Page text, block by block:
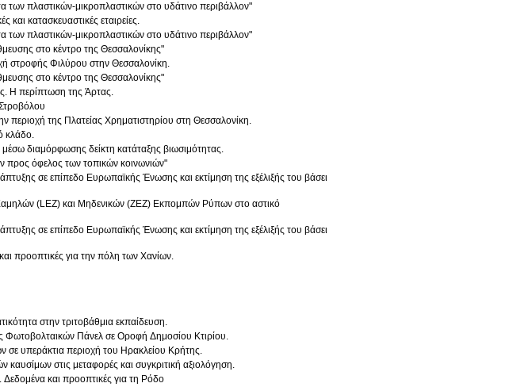
των πλαστικών-μικροπλαστικών στο υδάτινο περιβάλλον"
και κατασκευαστικές εταιρείες.
των πλαστικών-μικροπλαστικών στο υδάτινο περιβάλλον"
στο κέντρο της Θεσσαλονίκης"
στροφής Φιλύρου στην Θεσσαλονίκη.
στο κέντρο της Θεσσαλονίκης"
Η περίπτωση της Άρτας.
περιοχή της Πλατείας Χρηματιστηρίου στη Θεσσαλονίκη.
κλάδο.
διαμόρφωσης δείκτη κατάταξης βιωσιμότητας.
προς όφελος των τοπικών κοινωνιών"
σε επίπεδο Ευρωπαϊκής Ένωσης και εκτίμηση της εξέλιξής του βάσει
(LEZ) και Μηδενικών (ZEZ) Εκπομπών Ρύπων στο αστικό
σε επίπεδο Ευρωπαϊκής Ένωσης και εκτίμηση της εξέλιξής του βάσει
προοπτικές για την πόλη των Χανίων.
στην τριτοβάθμια εκπαίδευση.
Φωτοβολταικών Πάνελ σε Οροφή Δημοσίου Κτιρίου.
σε υπεράκτια περιοχή του Ηρακλείου Κρήτης.
καυσίμων στις μεταφορές και συγκριτική αξιολόγηση.
και προοπτικές για τη Ρόδο